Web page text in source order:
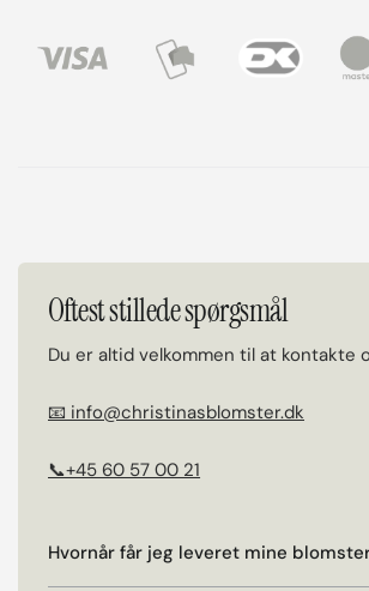
Oftest stillede spørgsmål
Du er altid velkommen til at kontakte
📧 info@christinasblomster.dk
📞+45 60 57 00 21
Hvornår får jeg leveret mine